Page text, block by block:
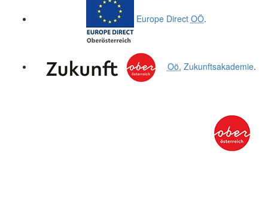
Europe Direct OÖ.
Oö. Zukunftsakademie.